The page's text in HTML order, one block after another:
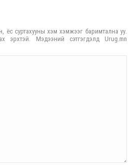
ёс суртахууны хэм хэмжээг баримтална уу.
эрхтэй. Мэдээний сэтгэгдэлд Urug.mn